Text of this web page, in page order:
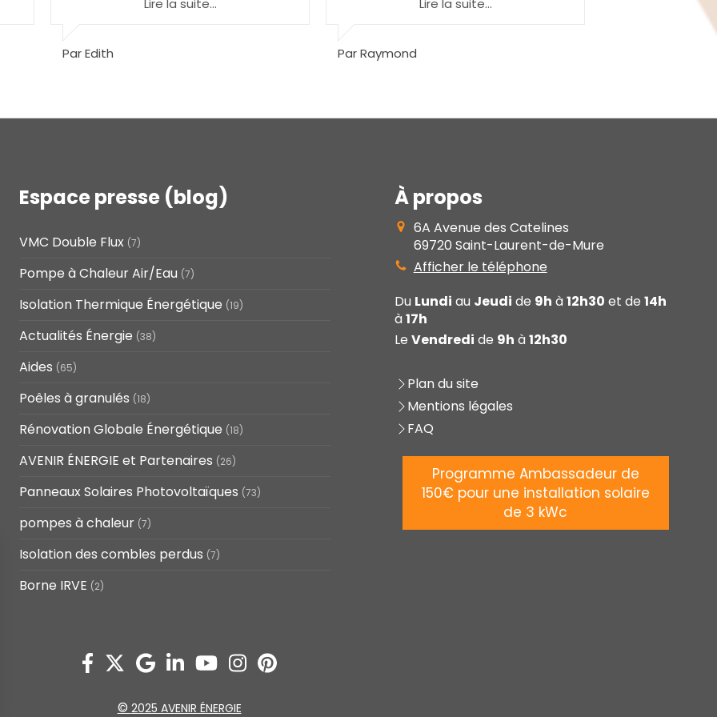
Par Raymond
satisfait de leurs équipes
Par Jean
bon ressenti
été
Espace presse (blog)
VMC Double Flux (7)
Pompe à Chaleur Air/Eau (7)
Isolation Thermique Énergétique (19)
Actualités Énergie (38)
Aides (65)
Poêles à granulés (18)
Rénovation Globale Énergétique (18)
AVENIR ÉNERGIE et Partenaires (26)
Panneaux Solaires Photovoltaïques (73)
pompes à chaleur (7)
Isolation des combles perdus (7)
Borne IRVE (2)
À propos
6A Avenue des Catelines
69720 Saint-Laurent-de-Mure
Afficher le téléphone
Du Lundi au Jeudi de 9h à12h30 et de 14h
à17h
Le Vendredi de 9h à12h30
Plan du site
Mentions légales
FAQ
Programme Ambassadeur de
150€ pour une installation solaire
de 3 kWc
© 2025 AVENIR ÉNERGIE